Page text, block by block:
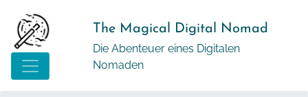
zum
Inhalt
The Magical Digital Nomad
Die Abenteuer eines Digitalen
Nomaden